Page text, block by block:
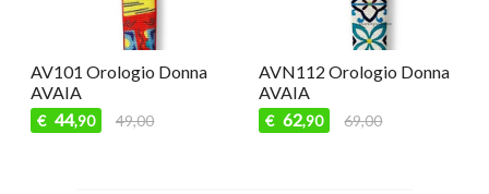
AV101 Orologio Donna
AVAIA
€ 44,90 49,00
AVN112 Orologio Donna
AVAIA
€ 62,90 69,00